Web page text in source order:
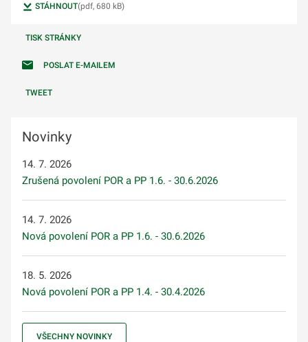
STÁHNOUT(pdf, 680 kB)
TISK STRÁNKY
POSLAT E-MAILEM
TWEET
Novinky
14. 7. 2026
Zrušená povolení POR a PP 1.6. - 30.6.2026
14. 7. 2026
Nová povolení POR a PP 1.6. - 30.6.2026
18. 5. 2026
Nová povolení POR a PP 1.4. - 30.4.2026
VŠECHNY NOVINKY